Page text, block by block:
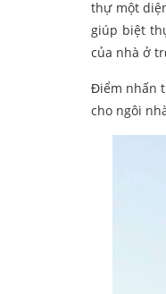
thự một
giúp biệt
của nhà ở
Điểm nhấn
cho ngôi